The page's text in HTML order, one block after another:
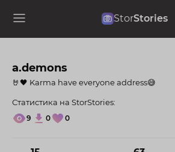
StorStories
a.demons
🤘🖤 Karma have everyone address😅
Статистика на StorStories:
9 0 0